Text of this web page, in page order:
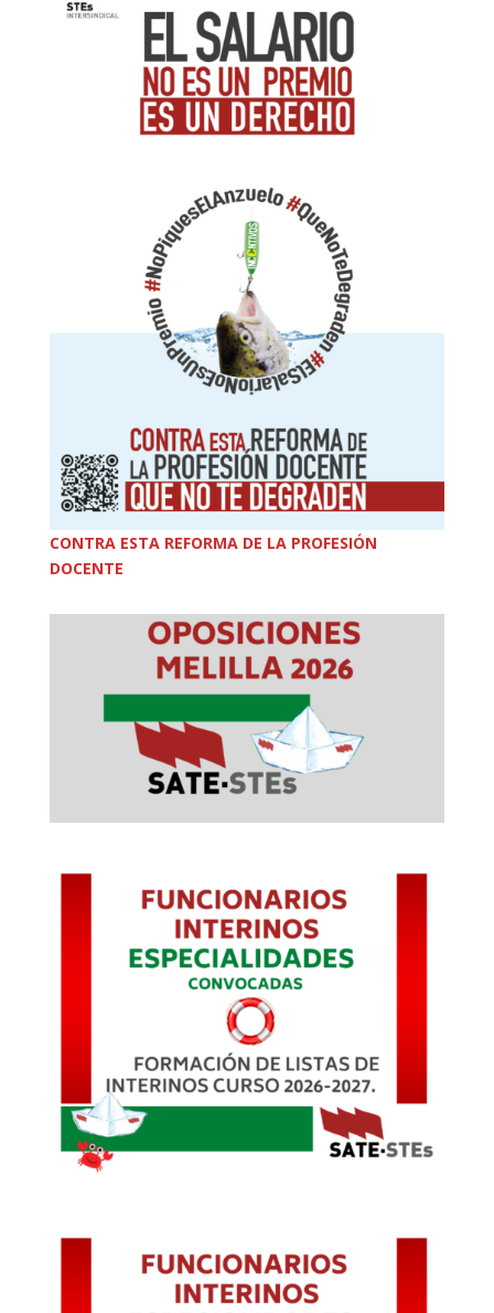
CONTRA ESTA REFORMA DE LA PROFESIÓN
DOCENTE